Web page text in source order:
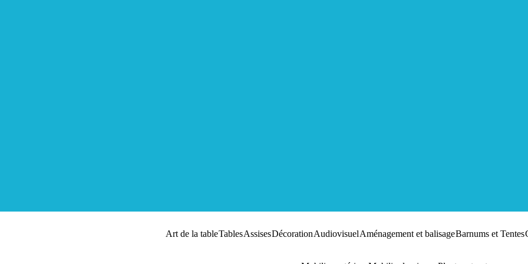
Art de la tableTablesAssisesDécorationAudiovisuelAménagement et balisageBarnums et Tentes